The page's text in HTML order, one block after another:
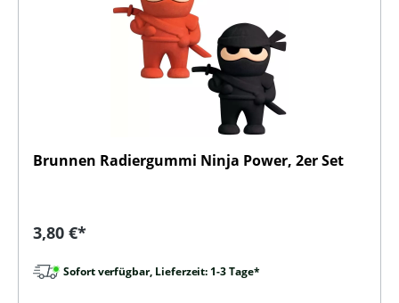
Brunnen Radiergummi Ninja Power, 2er Set
Regulärer Preis:
3,80 €*
Sofort verfügbar, Lieferzeit: 1-3 Tage*